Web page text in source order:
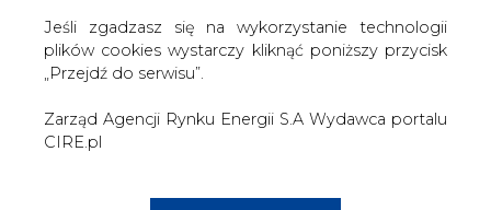
Jeśli zgadzasz się na wykorzystanie technologii
plików cookies wystarczy kliknąć poniższy przycisk
„Przejdź do serwisu”.
Zarząd Agencji Rynku Energii S.A Wydawca portalu
CIRE.pl
uzyskania wsparcia przez elektrociepłownie
przemysłowe i to może być powodem przedłużających
się prac na ustawą. Zgodnie ustawą w kształcie w jakim
przemysłowe, aby uzyskać wsparcie musiałby wykazać
się wskaźnikiem ciepła przekazanego do sieci